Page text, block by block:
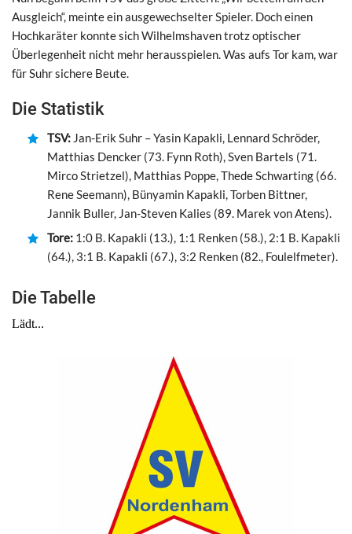
Ausgleich“, meinte ein ausgewechselter Spieler. Doch einen
Hochkaräter konnte sich Wilhelmshaven trotz optischer
Überlegenheit nicht mehr herausspielen. Was aufs Tor kam, war
für Suhr sichere Beute.
Die Statistik
TSV: Jan-Erik Suhr – Yasin Kapakli, Lennard Schröder,
Matthias Dencker (73. Fynn Roth), Sven Bartels (71.
Mirco Strietzel), Matthias Poppe, Thede Schwarting (66.
Rene Seemann), Bünyamin Kapakli, Torben Bittner,
Jannik Buller, Jan-Steven Kalies (89. Marek von Atens).
Tore: 1:0 B. Kapakli (13.), 1:1 Renken (58.), 2:1 B. Kapakli
(64.), 3:1 B. Kapakli (67.), 3:2 Renken (82., Foulelfmeter).
Die Tabelle